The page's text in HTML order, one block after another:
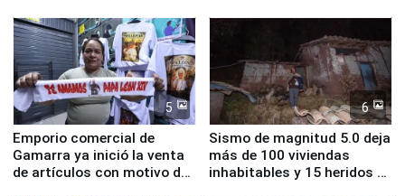
educación, salud y empleo
5
Emporio comercial de
Gamarra ya inició la venta
de artículos con motivo de
6
Sismo de magnitud 5.0 deja
más de 100 viviendas
inhabitables y 15 heridos en